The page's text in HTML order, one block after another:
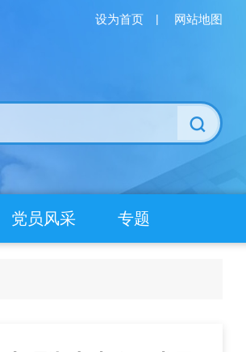
设为首页 | 网站地图
党员风采 专题